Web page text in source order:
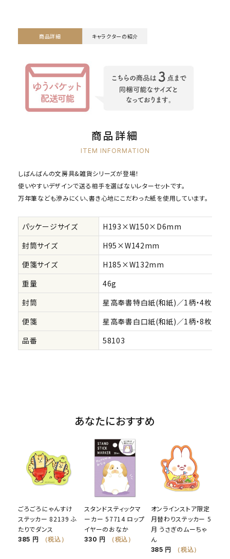
公式 デコ部
商品詳細 キャラクターの紹介
商品詳細
ITEM INFORMATION
しばんばんの文房具&雑貨シリーズが登場！
使いやすいデザインで送る相手を選ばないレターセットです。
万年筆なども滲みにくい、書き心地にこだわった紙を使用しています。
パッケージサイズ
H193×W150×D6mm
封筒サイズ
H95×W142mm
便箋サイズ
H185×W132mm
重量
46g
封筒
星高奉書特白紙(和紙)／1柄・4枚
便箋
星高奉書白口紙(和紙)／1柄・8枚
品番
58103
あなたにおすすめ
ごろごろにゃんすけ
ステッカー 82139 ふ
たりでダンス
385 円 （税込）
スタンドスティックマ
ーカー 57714 ロップ
イヤーのおなか
330 円 （税込）
オンラインストア限定
月替わりステッカー 5
月 うさぎのムーちゃ
ん
385 円 （税込）